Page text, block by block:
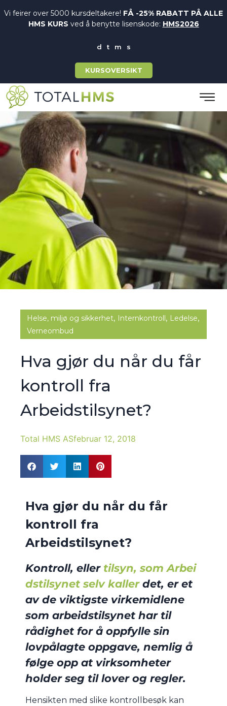
Vi feirer over 5000 kursdeltakere! FÅ -25% RABATT PÅ ALLE
HMS KURS ved å benytte lisenskode: HMS2026
KURSOVERSIKT
Helse, miljø og sikkerhet, Internkontroll , Ledelse,
Verneombud
Hva gjør du når du får
kontroll fra
Arbeidstilsynet?
Total HMS ASfebruar 12, 2018
Hva gjør du når du får
kontroll fra
Arbeidstilsynet?
Kontroll, eller tilsyn, som Arbei
dstilsynet selv kallerdet, er et
av de viktigste virkemidlene
som arbeidstilsynet har til
rådighet for å oppfylle sin
lovpålagte oppgave, nemlig å
følge opp at virksomheter
holder seg til lover og regler.
Hensikten med slike kontrollbesøk kan